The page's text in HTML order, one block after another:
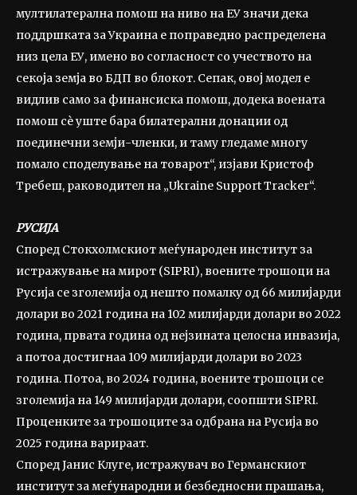
мултилатерална помош на ниво на ЕУ значи дека
поддршката за Украина е поправедно распределена
низ цела ЕУ, имено во согласност со учеството на
секоја земја во БДП во блокот. Сепак, овој модел е
видлив само за финансиска помош, додека воената
помош сè уште бара билатерални донации од
поединечни земји-членки, и таму гледаме многу
помало споделување на товарот“, изјави Кристоф
Требеш, раководител на „Ukraine Support Tracker“.
РУСИЈА
Според Стокхолмскиот меѓународен институт за
истражување на мирот (SIPRI), воените трошоци на
Русија се зголемија од нешто помалку од 66 милијарди
долари во 2021 година на 102 милијарди долари во 2022
година, првата година од нејзината целосна инвазија,
а потоа достигнаа 109 милијарди долари во 2023
година. Потоа, во 2024 година, воените трошоци се
зголемија на 149 милијарди долари, соопшти SIPRI.
Проценките за трошоците за одбрана на Русија во
2025 година варираат.
Според Јанис Клуге, истражувач во Германскиот
институт за меѓународни и безбедносни прашања,